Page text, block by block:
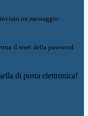
un messaggio
il reset della password
di posta elettronica!